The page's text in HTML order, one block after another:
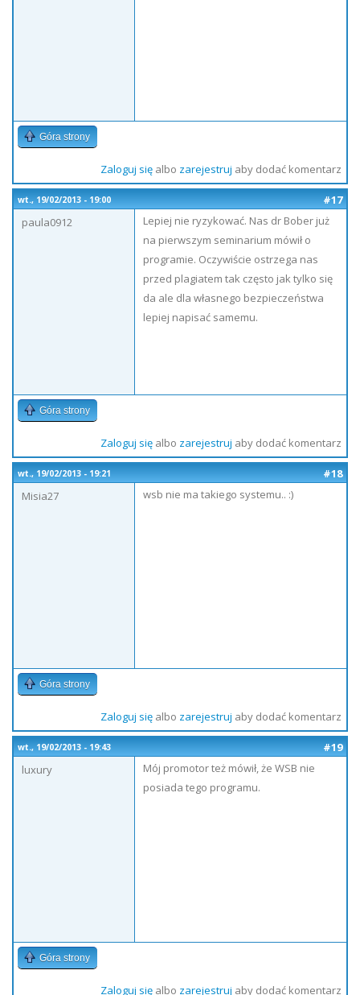
Góra strony
Zaloguj sięalbo zarejestruj aby dodać komentarz
wt., 19/02/2013 - 19:00
#17
paula0912
Lepiej nie ryzykować. Nas dr Bober już
na pierwszym seminarium mówił o
programie. Oczywiście ostrzega nas
przed plagiatem tak często jak tylko się
da ale dla własnego bezpieczeństwa
lepiej napisać samemu.
Góra strony
Zaloguj sięalbo zarejestruj aby dodać komentarz
wt., 19/02/2013 - 19:21
#18
Misia27
wsb nie ma takiego systemu.. :)
Góra strony
Zaloguj sięalbo zarejestruj aby dodać komentarz
wt., 19/02/2013 - 19:43
#19
luxury
Mój promotor też mówił, że WSB nie
posiada tego programu.
Góra strony
Zaloguj sięalbo zarejestruj aby dodać komentarz